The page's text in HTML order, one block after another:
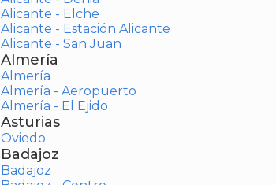
Alicante - Elche
Alicante - Estación Alicante
Alicante - San Juan
Almería
Almería
Almería - Aeropuerto
Almería - El Ejido
Asturias
Oviedo
Badajoz
Badajoz